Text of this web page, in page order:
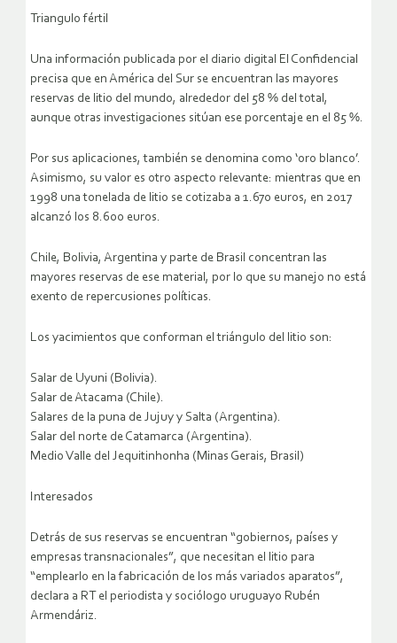
Triangulo fértil
Una información publicada por el diario digital El Confidencial
precisa que en América del Sur se encuentran las mayores
reservas de litio del mundo, alrededor del 58 % del total,
aunque otras investigaciones sitúan ese porcentaje en el 85 %.
Por sus aplicaciones, también se denomina como ‘oro blanco’.
Asimismo, su valor es otro aspecto relevante: mientras que en
1998 una tonelada de litio se cotizaba a 1.670 euros, en 2017
alcanzó los 8.600 euros.
Chile, Bolivia, Argentina y parte de Brasil concentran las
mayores reservas de ese material, por lo que su manejo no está
exento de repercusiones políticas.
Los yacimientos que conforman el triángulo del litio son:
Salar de Uyuni (Bolivia).
Salar de Atacama (Chile).
Salares de la puna de Jujuy y Salta (Argentina).
Salar del norte de Catamarca (Argentina).
Medio Valle del Jequitinhonha (Minas Gerais, Brasil)
Interesados
Detrás de sus reservas se encuentran “gobiernos, países y
empresas transnacionales”, que necesitan el litio para
“emplearlo en la fabricación de los más variados aparatos”,
declara a RT el periodista y sociólogo uruguayo Rubén
Armendáriz.